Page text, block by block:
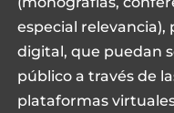
especial
digital, que puedan
público a través de
plataformas